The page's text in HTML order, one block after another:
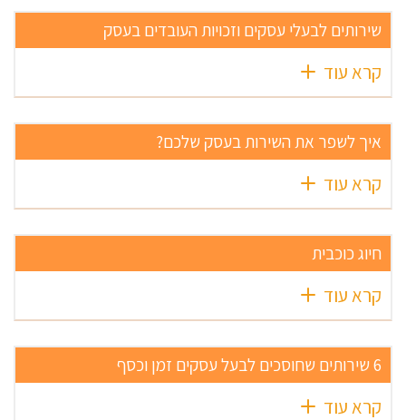
שירותים לבעלי עסקים וזכויות העובדים בעסק
קרא עוד
איך לשפר את השירות בעסק שלכם?
קרא עוד
חיוג כוכבית
קרא עוד
6 שירותים שחוסכים לבעל עסקים זמן וכסף
קרא עוד